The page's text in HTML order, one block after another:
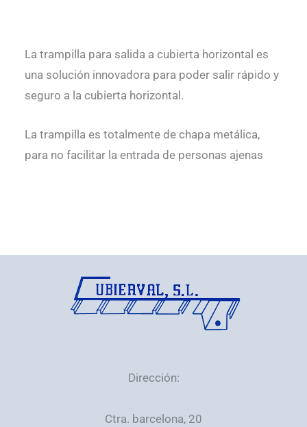
La trampilla para salida a cubierta horizontal es
una solución innovadora para poder salir rápido y
seguro a la cubierta horizontal.
La trampilla es totalmente de chapa metálica,
para no facilitar la entrada de personas ajenas
Dirección:
Ctra. barcelona, 20